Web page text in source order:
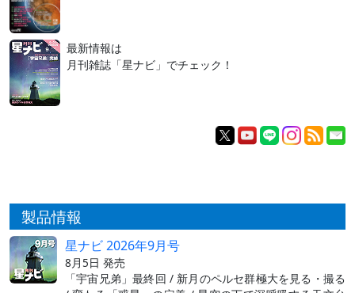
最新情報は
月刊雑誌「星ナビ」でチェック！
製品情報
星ナビ 2026年9月号
8月5日 発売
「宇宙兄弟」最終回 / 新月のペルセ群極大を見る・撮る